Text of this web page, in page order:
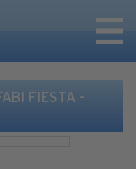
FIESTA -